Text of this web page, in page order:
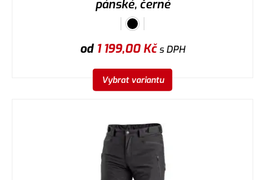
pánské, černé
od 1 199,00Kčs DPH
Vybrat variantu